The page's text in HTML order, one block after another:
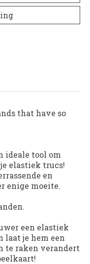
that have so
ideale tool om
elastiek trucs!
en
enige moeite.
een elastiek
laat je hem een
te raken verandert